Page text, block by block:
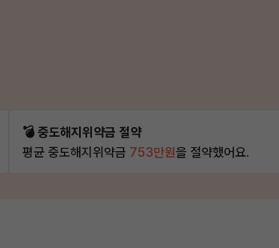
💣 중도해지위약금 절약
평균 중도해지위약금 753만원을 절약했어요.